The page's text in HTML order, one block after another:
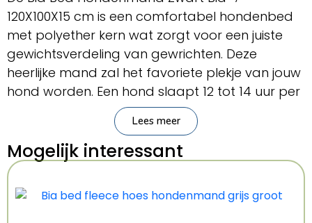
120X100X15 cm is een comfortabel hondenbed
met polyether kern wat zorgt voor een juiste
gewichtsverdeling van gewrichten. Deze
heerlijke mand zal het favoriete plekje van jouw
hond worden. Een hond slaapt 12 tot 14 uur per
dag. Wel zo fijn als de rustplaats dan
comfortabel en van hoogstaande kwaliteit is.
De kern van een Bia Bed hondenmand bestaat
uit freonvrij polyether. Dit polyether zorgt voor
een juiste gewichtsverdeling van de gewrichten.
Zo helpt het blessures als doorligplekken te
Lees meer
Mogelijk interessant